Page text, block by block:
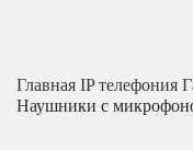
Главная IP телефония
Наушники с